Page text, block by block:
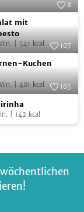
Foto:
8
mit
541 kcal
Fräulein Edith
107
Kuchen
401 kcal 165
142 kcal